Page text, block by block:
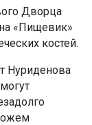
Дворца
«Пищевик»
костей.
Нуриденова